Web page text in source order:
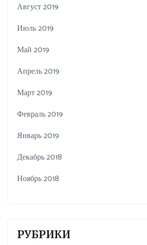
Август 2019
Июль 2019
Май 2019
Апрель 2019
Март 2019
Февраль 2019
Январь 2019
Декабрь 2018
Ноябрь 2018
РУБРИКИ